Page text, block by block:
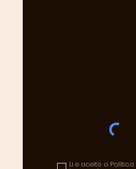
Li e aceito a